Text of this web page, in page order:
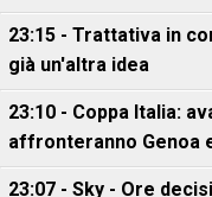
23:15 - Trattativa in
già un'altra idea
23:10 - Coppa Italia:
affronteranno Genoa
23:07 - Sky - Ore